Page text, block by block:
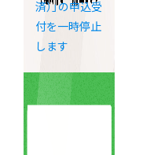
済）」の申込受
付を一時停止
します